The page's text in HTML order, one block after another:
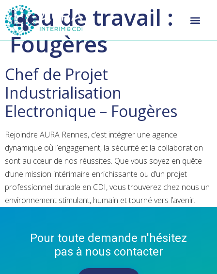
Lieu de travail :
Fougères
Chef de Projet
Industrialisation
Electronique – Fougères
Rejoindre AURA Rennes, c’est intégrer une agence
dynamique où l’engagement, la sécurité et la collaboration
sont au cœur de nos réussites. Que vous soyez en quête
d’une mission intérimaire enrichissante ou d’un projet
professionnel durable en CDI, vous trouverez chez nous un
environnement stimulant, humain et tourné vers l’avenir.
Pour toute demande n'hésitez
pas à nous contacter